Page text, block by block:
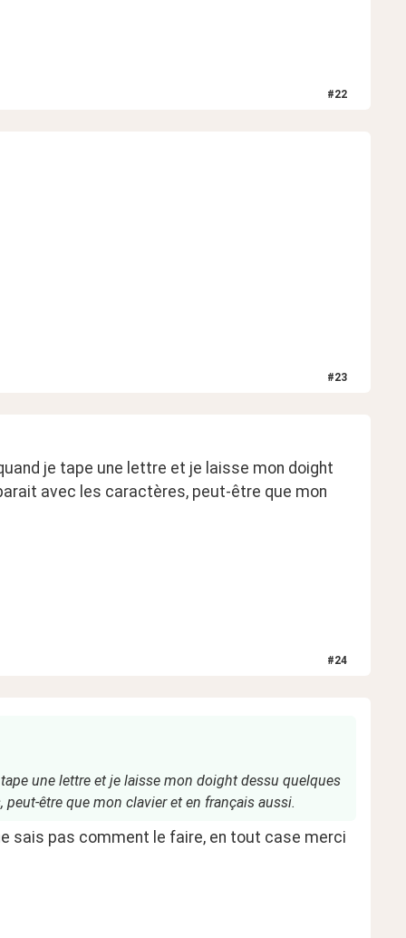
#22
#23
je tape une lettre et je laisse mon doight
avec les caractères, peut-être que mon
#24
une lettre et je laisse mon doight dessu quelques
être que mon clavier et en français aussi.
sais pas comment le faire, en tout case merci